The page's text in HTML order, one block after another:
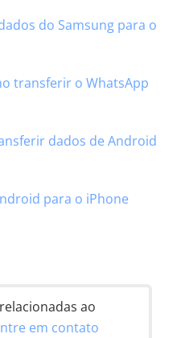
do Samsung para o
transferir o WhatsApp
dados de Android
para o iPhone
ao
em contato